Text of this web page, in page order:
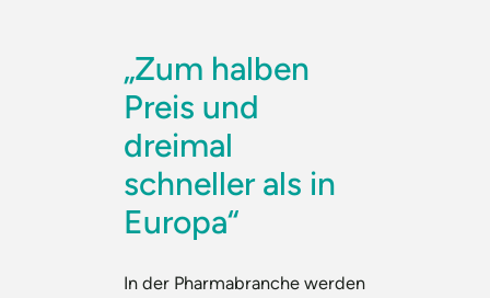
„Zum halben
Preis und
dreimal
schneller als in
Europa“
In der Pharmabranche werden